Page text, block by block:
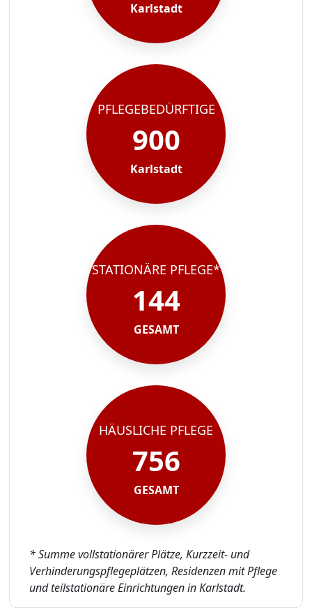
Karlstadt
PFLEGEBEDÜRFTIGE
900
Karlstadt
STATIONÄRE PFLEGE*
144
GESAMT
HÄUSLICHE PFLEGE
756
GESAMT
* Summe vollstationärer Plätze, Kurzzeit- und
Verhinderungspflegeplätzen, Residenzen mit Pflege
und teilstationäre Einrichtungen in Karlstadt.